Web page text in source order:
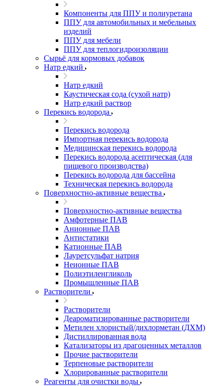
Компоненты для ППУ и полиуретана
ППУ для автомобильных и мебельных
изделий
ППУ для мебели
ППУ для теплогидроизоляции
Сырьё для кормовых добавок
Натр едкий
Натр едкий
Каустическая сода (сухой натр)
Натр едкий раствор
Перекись водорода
Перекись водорода
Импортная перекись водорода
Медицинская перекись водорода
Перекись водорода асептическая (для
пищевого производства)
Перекись водорода для бассейна
Техническая перекись водорода
Поверхностно-активные вещества
Поверхностно-активные вещества
Амфотерные ПАВ
Анионные ПАВ
Антистатики
Катионные ПАВ
Лауретсульфат натрия
Неионные ПАВ
Полиэтиленгликоль
Промышленные ПАВ
Растворители
Растворители
Деароматизированные растворители
Метилен хлористый/дихлорметан (ДХМ)
Дистиллированная вода
Катализаторы из драгоценных металлов
Прочие растворители
Терпеновые растворители
Хлорированные растворители
Реагенты для очистки воды